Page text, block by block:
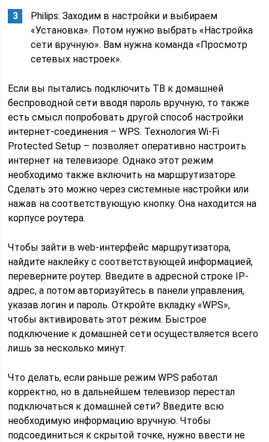
Philips: Заходим в настройки и выбираем
«Установка». Потом нужно выбрать «Настройка
сети вручную». Вам нужна команда «Просмотр
сетевых настроек».
Если вы пытались подключить ТВ к домашней
беспроводной сети вводя пароль вручную, то также
есть смысл попробовать другой способ настройки
интернет-соединения – WPS. Технология Wi-Fi
Protected Setup – позволяет оперативно настроить
интернет на телевизоре. Однако этот режим
необходимо также включить на маршрутизаторе.
Сделать это можно через системные настройки или
нажав на соответствующую кнопку. Она находится на
корпусе роутера.
Чтобы зайти в web-интерфейс маршрутизатора,
найдите наклейку с соответствующей информацией,
переверните роутер. Введите в адресной строке IP-
адрес, а потом авторизуйтесь в панели управления,
указав логин и пароль. Откройте вкладку «WPS»,
чтобы активировать этот режим. Быстрое
подключение к домашней сети осуществляется всего
лишь за несколько минут.
Что делать, если раньше режим WPS работал
корректно, но в дальнейшем телевизор перестал
подключаться к домашней сети? Введите всю
необходимую информацию вручную. Чтобы
подсоединиться к скрытой точке, нужно ввести не